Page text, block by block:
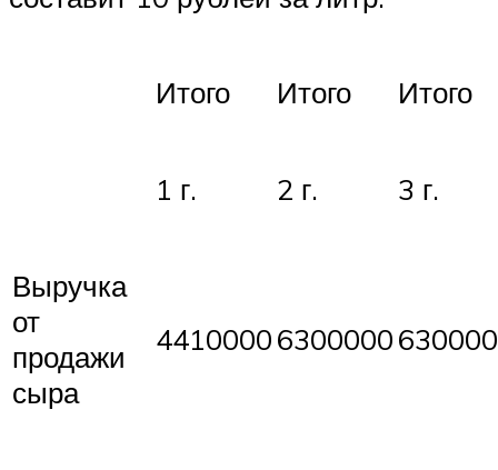
Итого Итого Итого
1 г. 2 г. 3 г.
Выручка
от
продажи
сыра
44100006300000